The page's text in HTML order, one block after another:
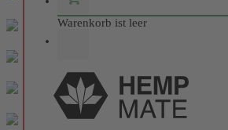
Warenkorb ist leer